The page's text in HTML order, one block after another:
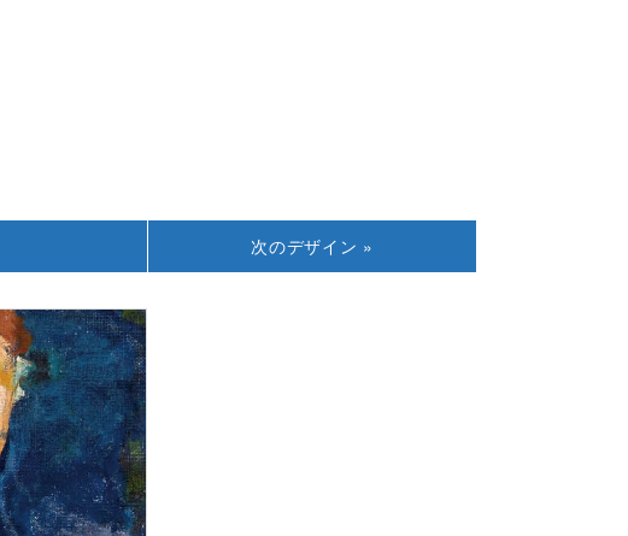
次のデザイン »